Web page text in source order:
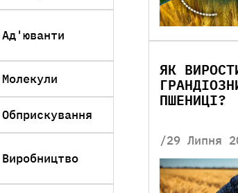
Ад'юванти
Молекули
Обприскування
Виробництво
ЯК
ПШЕНИЦІ?
/29 Липня